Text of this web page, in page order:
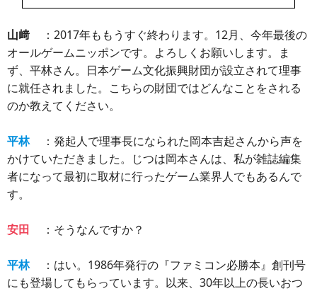
山﨑
：2017年ももうすぐ終わります。12月、今年最後の
オールゲームニッポンです。よろしくお願いします。ま
ず、平林さん。日本ゲーム文化振興財団が設立されて理事
に就任されました。こちらの財団ではどんなことをされる
のか教えてください。
平林
：発起人で理事長になられた岡本吉起さんから声を
かけていただきました。じつは岡本さんは、私が雑誌編集
者になって最初に取材に行ったゲーム業界人でもあるんで
す。
安田 ：そうなんですか？
平林
：はい。1986年発行の『ファミコン必勝本』創刊号
にも登場してもらっています。以来、30年以上の長いおつ